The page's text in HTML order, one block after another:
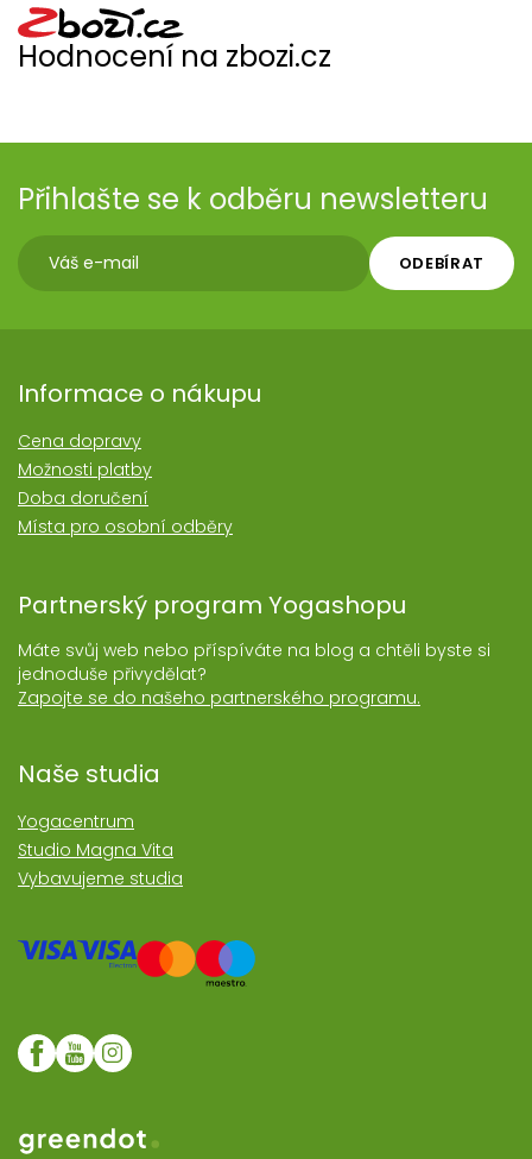
Hodnocení na zbozi.cz
Přihlašte se k odběru newsletteru
ODEBÍRAT
Informace o nákupu
Cena dopravy
Možnosti platby
Doba doručení
Místa pro osobní odběry
Partnerský program Yogashopu
Máte svůj web nebo příspíváte na blog a chtěli byste si
jednoduše přivydělat?
Zapojte se do našeho partnerského programu.
Naše studia
Yogacentrum
Studio Magna Vita
Vybavujeme studia
Web realozoval Greendot